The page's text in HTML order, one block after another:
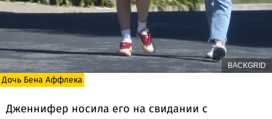
BACKGRID
Дочь Бена Аффлека
Дженнифер носила его на свидании с